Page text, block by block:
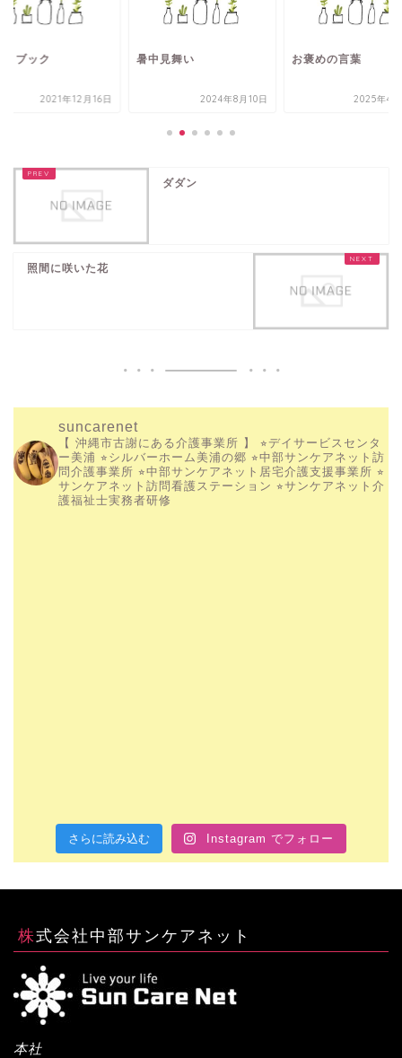
トブック
2021年12月16日
暑中見舞い
2024年8月10日
お褒めの言葉
2025年4
ダダン
照間に咲いた花
suncarenet
【 沖縄市古謝にある介護事業所 】
⭐︎デイサービスセンタ
ー美浦 ⭐︎シルバーホーム美浦の郷 ⭐︎中部サンケアネット訪
問介護事業所 ⭐︎中部サンケアネット居宅介護支援事業所 ⭐︎
サンケアネット訪問看護ステーション ⭐︎サンケアネット介
護福祉士実務者研修
さらに読み込む Instagram でフォロー
株式会社中部サンケアネット
本社